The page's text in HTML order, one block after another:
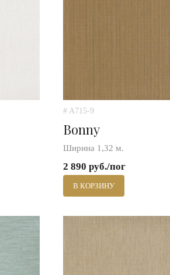
# A715-9
Bonny
Ширина 1,32 м.
2 890 руб./пог
В КОРЗИНУ